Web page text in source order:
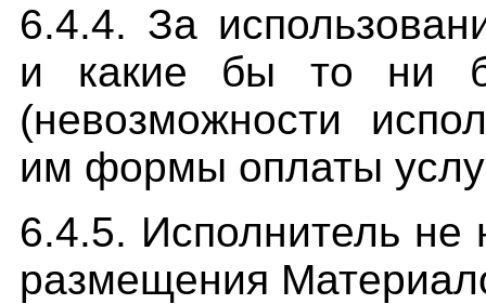
6.4.4. За
и какие бы то ни
(невозможности
им формы оплаты
6.4.5. Исполнитель не
размещения